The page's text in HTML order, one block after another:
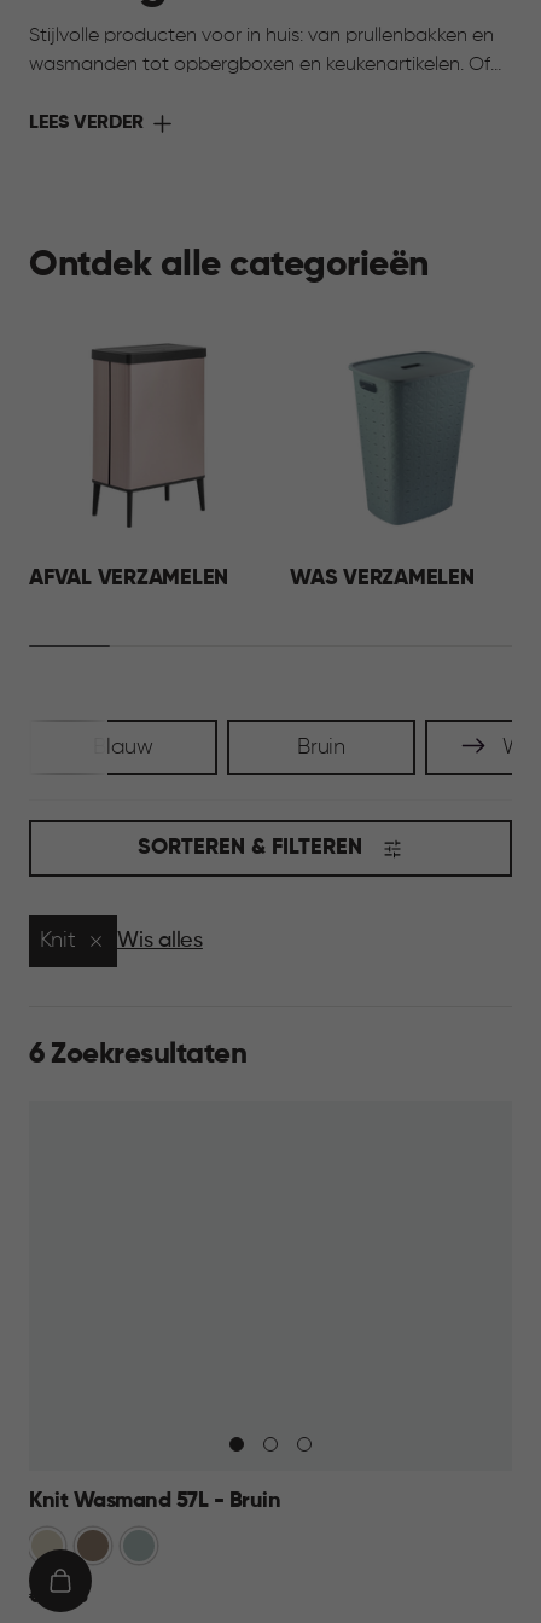
Stijlvolle producten voor in huis: van prullenbakken en
wasmanden tot opbergboxen en keukenartikelen. Of
vind je praktische oplossingen. Alles voor meer gemak,
LEES VERDER
Ontdek alle categorieën
AFVAL VERZAMELEN WAS VERZAMELEN
Blauw Bruin Wit
SORTEREN & FILTEREN
Knit Wis alles
6 Zoekresultaten
Knit Wasmand 57L - Bruin
Oase
wit
Bruin
Mistig
€
€ 27,95
IN